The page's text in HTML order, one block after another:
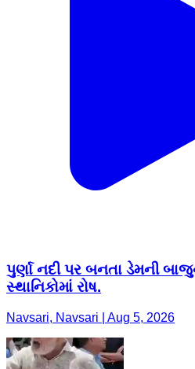
પુર્ણા નદી પર બનતા ડેમની
સ્થાનિકોમાં રોષ.
Navsari, Navsari | Aug 5, 2026